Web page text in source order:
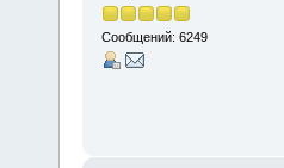
Сообщений: 6249